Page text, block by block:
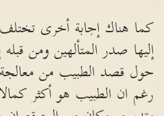
كما هناك إجابة أخرى
إليها صدر المتألهين ومن
حول قصد الطبيب من معالجة
رغم ان الطبيب هو أكثر